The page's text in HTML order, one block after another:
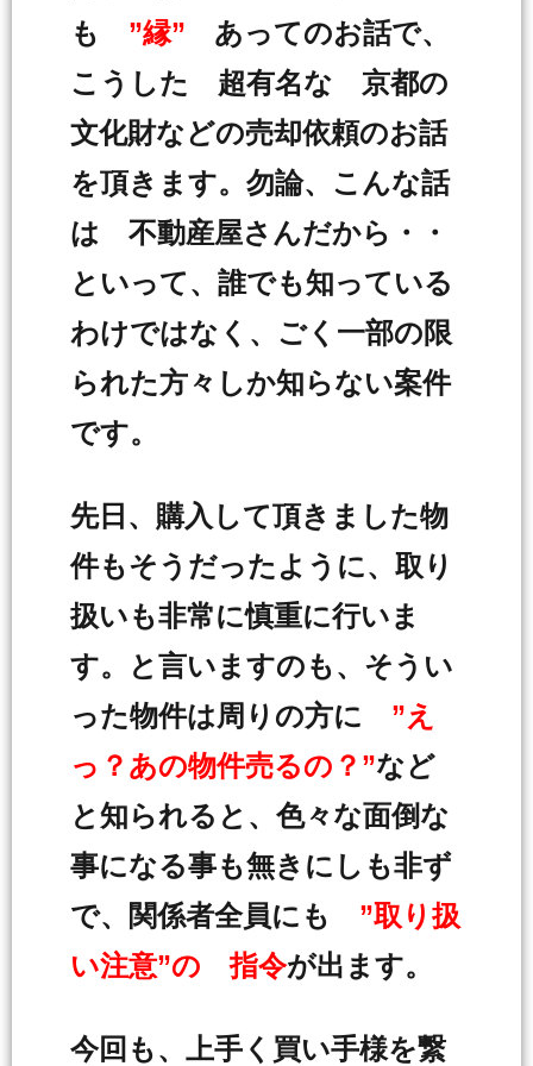
も ”縁” あってのお話で、
こうした 超有名な 京都の
文化財などの売却依頼のお話
を頂きます。勿論、こんな話
は 不動産屋さんだから・・
といって、誰でも知っている
わけではなく、ごく一部の限
られた方々しか知らない案件
です。
先日、購入して頂きました物
件もそうだったように、取り
扱いも非常に慎重に行いま
す。と言いますのも、そうい
った物件は周りの方に ”え
っ？あの物件売るの？”など
と知られると、色々な面倒な
事になる事も無きにしも非ず
で、関係者全員にも ”取り扱
い注意”の 指令が出ます。
今回も、上手く買い手様を繋